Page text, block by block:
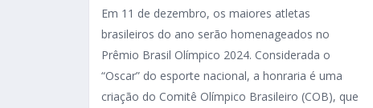
Em 11 de dezembro, os maiores atletas
brasileiros do ano serão homenageados no
Prêmio Brasil Olímpico 2024. Considerada o
“Oscar” do esporte nacional, a honraria é uma
criação do Comitê Olímpico Brasileiro (COB), que